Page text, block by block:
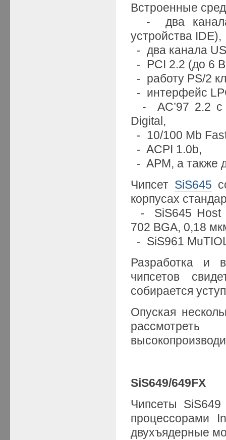
Встроенные
- два канала
устройства IDE),
- два канала
- PCI 2.2 (до 6
- работу PS/2
- интерфейс
- AC’97 2.2 с
Digital,
- 10/100 Mb
- ACPI 1.0b,
- APM, а также
Чипсет SiS645
корпусах
- SiS645 Host
702 BGA, 0,18
- SiS961
Разработка и
чипсетов
собирается
Опуская
SiS649/649FX
Чипсеты
двухъядерные